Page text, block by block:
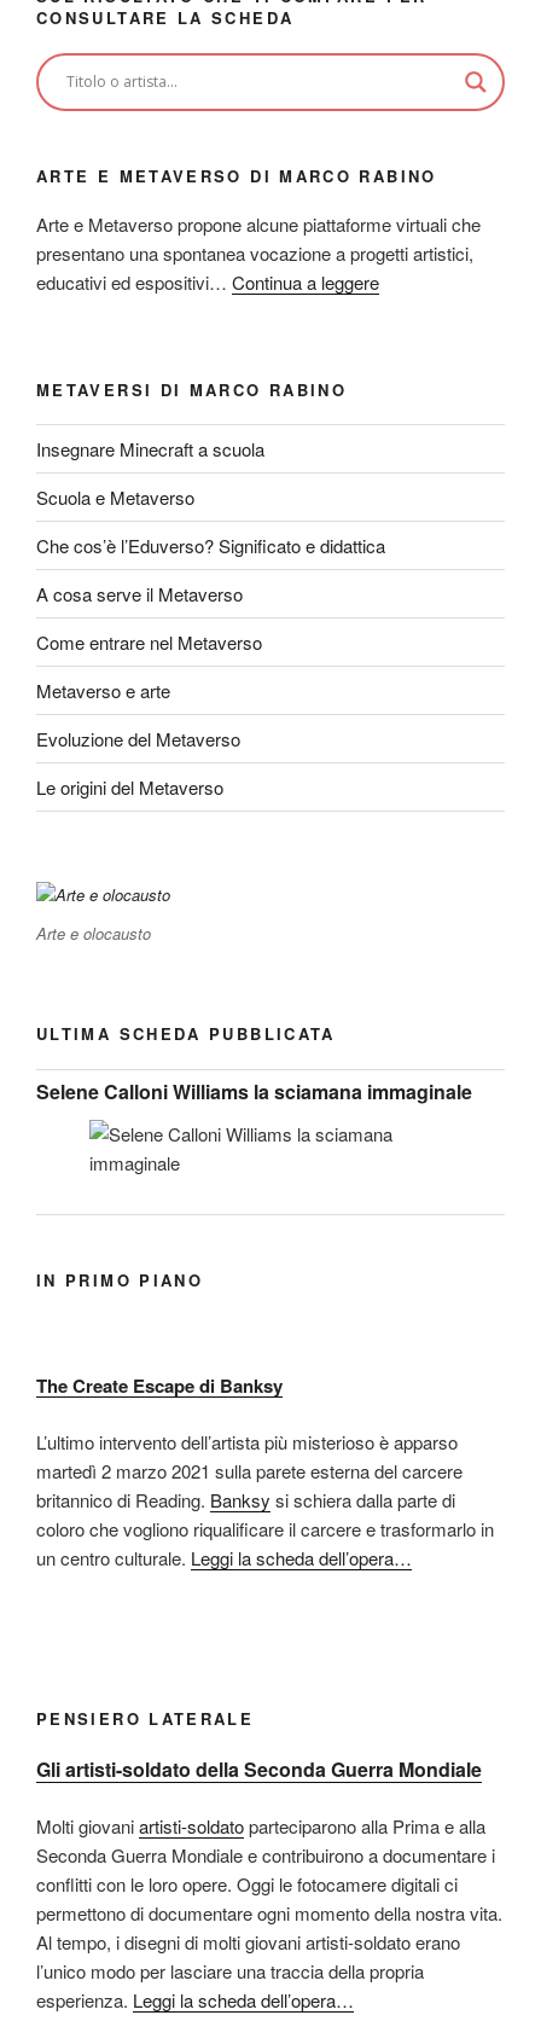
CONSULTARE LA SCHEDA
ARTE E METAVERSO DI MARCO RABINO
Arte e Metaverso propone alcune piattaforme virtuali che
presentano una spontanea vocazione a progetti artistici,
educativi ed espositivi… Continua a leggere
METAVERSI DI MARCO RABINO
Insegnare Minecraft a scuola
Scuola e Metaverso
Che cos’è l’Eduverso? Significato e didattica
A cosa serve il Metaverso
Come entrare nel Metaverso
Metaverso e arte
Evoluzione del Metaverso
Le origini del Metaverso
Arte e olocausto
ULTIMA SCHEDA PUBBLICATA
Selene Calloni Williams la sciamana immaginale
IN PRIMO PIANO
The Create Escape di Banksy
L’ultimo intervento dell’artista più misterioso è apparso
martedì 2 marzo 2021 sulla parete esterna del carcere
britannico di Reading. Banksy si schiera dalla parte di
coloro che vogliono riqualificare il carcere e trasformarlo in
un centro culturale. Leggi la scheda dell’opera…
PENSIERO LATERALE
Gli artisti-soldato della Seconda Guerra Mondiale
Molti giovaniartisti-soldatoparteciparono alla Prima e alla
Seconda Guerra Mondiale e contribuirono a documentare i
conflitti con le loro opere. Oggi le fotocamere digitali ci
permettono di documentare ogni momento della nostra vita.
Al tempo, i disegni di molti giovani artisti-soldato erano
l’unico modo per lasciare una traccia della propria
esperienza. Leggi la scheda dell’opera…